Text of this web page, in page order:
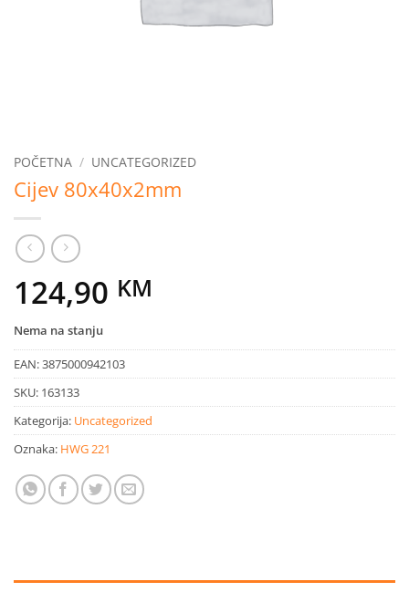
POČETNA / UNCATEGORIZED
Cijev 80x40x2mm
124,90 KM
Nema na stanju
EAN:3875000942103
SKU: 163133
Kategorija: Uncategorized
Oznaka: HWG 221